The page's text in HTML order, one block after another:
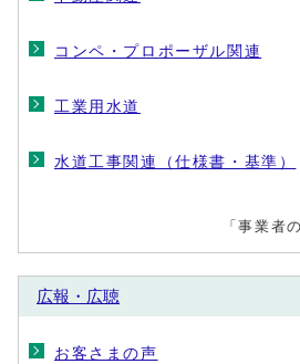
コンペ・プロポーザル関連
工業用水道
水道工事関連（仕様書・基準）
「事業者
広報・広聴
お客さまの声